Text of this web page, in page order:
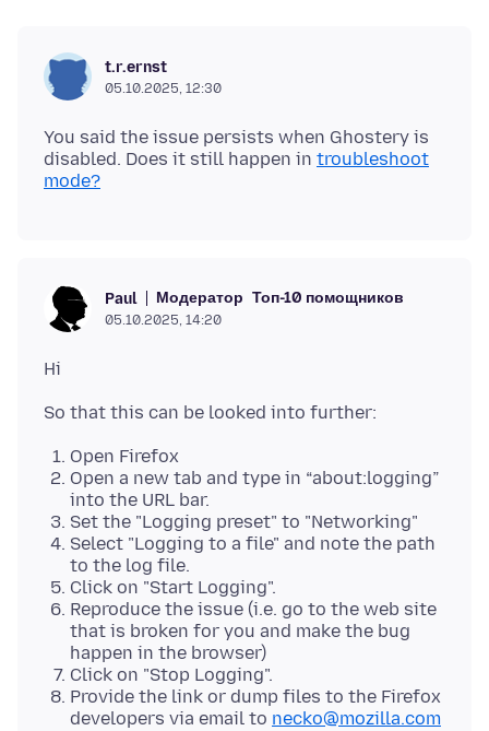
t.r.ernst
05.10.2025, 12:30
You said the issue persists when Ghostery is
disabled. Does it still happen in troubleshoot
mode?
Paul Модератор Топ-10 помощников
05.10.2025, 14:20
Open Firefox
Open a new tab and type in “about:logging”
into the URL bar.
Set the "Logging preset" to "Networking"
Select "Logging to a file" and note the path
to the log file.
Click on "Start Logging".
Reproduce the issue (i.e. go to the web site
that is broken for you and make the bug
happen in the browser)
Click on "Stop Logging".
Provide the link or dump files to the Firefox
developers via email to necko@mozilla.com